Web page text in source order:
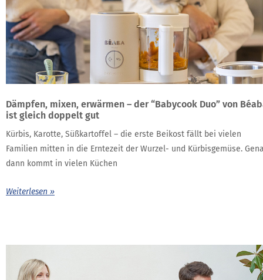
Dämpfen, mixen, erwärmen – der “Babycook Duo” von
ist gleich doppelt gut
Kürbis, Karotte, Süßkartoffel – die erste Beikost fällt bei vielen
Familien mitten in die Erntezeit der Wurzel- und Kürbisgemüse.
dann kommt in vielen Küchen
Weiterlesen »